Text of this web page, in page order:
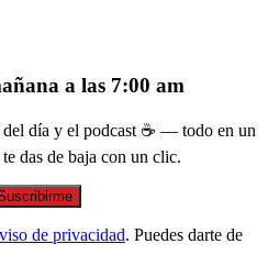
a las 7:00 am
día y el podcast ☕ — todo en un
das de baja con un clic.
de privacidad. Puedes darte de